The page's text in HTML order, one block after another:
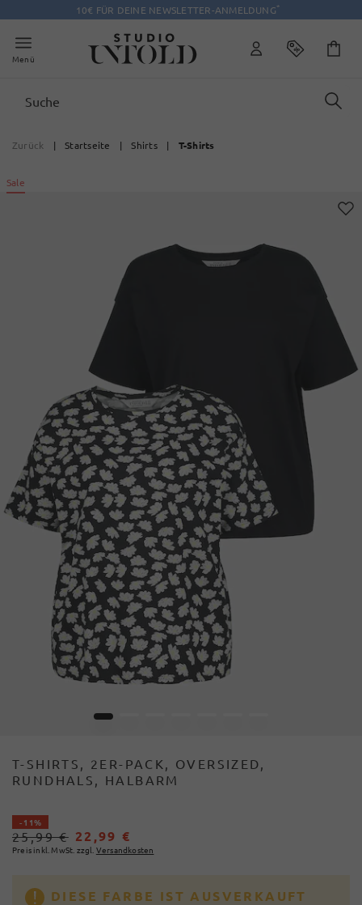
10€ FÜR DEINE NEWSLETTER-ANMELDUNG*
Menü
Zurück | Startseite | Shirts | T-Shirts
Sale
1
T-SHIRTS, 2ER-PACK, OVERSIZED,
RUNDHALS, HALBARM
- 11%
25,99 € 22,99 €
Preis inkl. MwSt. zzgl. Versandkosten
DIESE FARBE IST AUSVERKAUFT